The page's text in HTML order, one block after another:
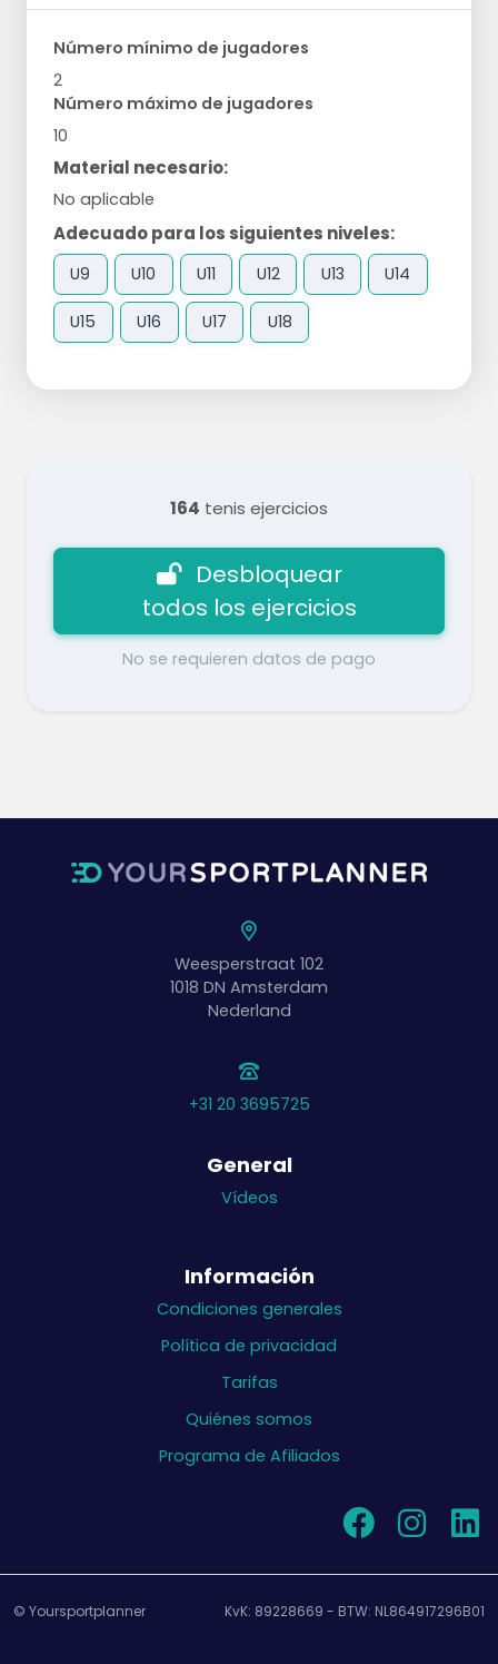
Número mínimo de jugadores
2
Número máximo de jugadores
10
Material necesario:
No aplicable
Adecuado para los siguientes niveles:
U9 U10 U11 U12 U13 U14
U15 U16 U17 U18
164 tenis ejercicios
Desbloquear
todos los ejercicios
No se requieren datos de pago
Weesperstraat 102
1018 DN Amsterdam
Nederland
+31 20 3695725
General
Vídeos
Información
Condiciones generales
Política de privacidad
Tarifas
Quiénes somos
Programa de Afiliados
© Yoursportplanner KvK: 89228669 - BTW: NL864917296B01